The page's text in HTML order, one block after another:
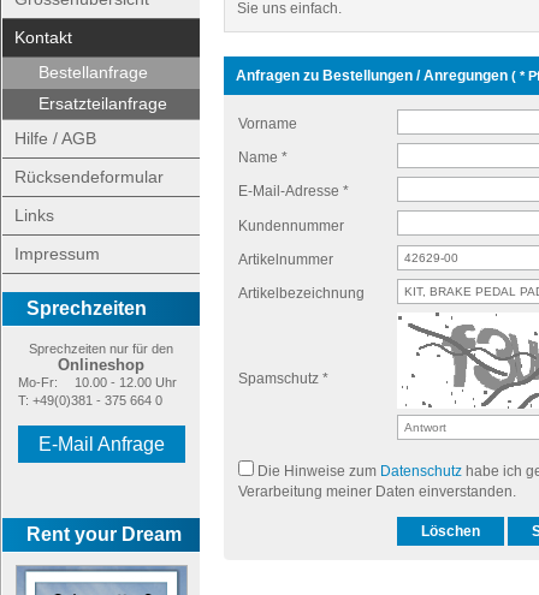
Kontakt
Bestellanfrage
Ersatzteilanfrage
Hilfe / AGB
Rücksendeformular
Links
Impressum
Sprechzeiten
Sprechzeiten nur für den
Onlineshop
Mo-Fr:
10.00 - 12.00 Uhr
T: +49(0)381 - 375 664 0
E-Mail Anfrage
Rent your Dream
Sie uns einfach.
Anfragen zu Bestellungen / Anregungen ( *
Vorname
Name *
E-Mail-Adresse *
Kundennummer
Artikelnummer
Artikelbezeichnung
Spamschutz *
Die Hinweise zum Datenschutzhabe ich
Verarbeitung meiner Daten einverstanden.